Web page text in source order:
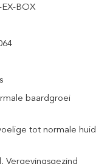
EX-BOX
baardgroei
tot normale huid
, Vergevingsgezind